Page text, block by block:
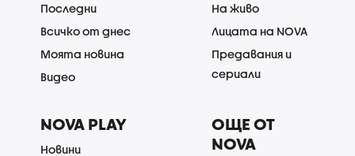
Последни
Всичко от днес
Моята новина
Видео
На живо
Лицата на NOVA
Предавания и
сериали
NOVA PLAY
Новини
ОЩЕ ОТ
NOVA